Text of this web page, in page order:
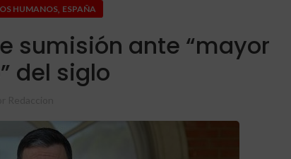
HUMANOS, ESPAÑA
sumisión ante “mayor
del siglo